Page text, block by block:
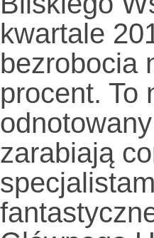
kwartale
bezrobocia
procent. To
zarabiają